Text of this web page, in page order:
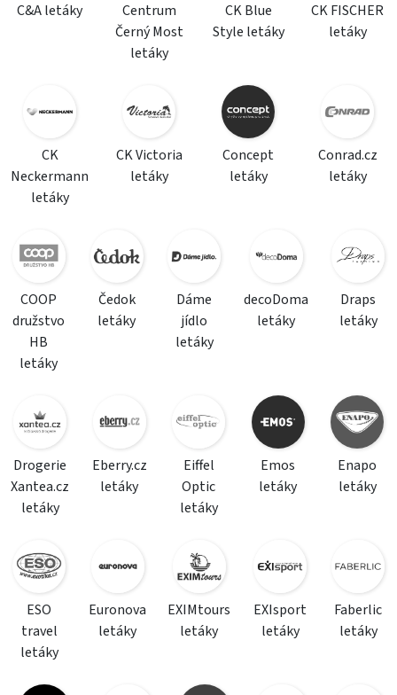
C&A letáky
Centrum
Černý Most
letáky
CK Blue
Style letáky
CK FISCHER
letáky
CK
Neckermann
letáky
CK Victoria
letáky
Concept
letáky
Conrad.cz
letáky
COOP
družstvo
HB
letáky
Čedok
letáky
Dáme
jídlo
letáky
decoDoma
letáky
Draps
letáky
Drogerie
Xantea.cz
letáky
Eberry.cz
letáky
Eiffel
Optic
letáky
Emos
letáky
Enapo
letáky
ESO
travel
letáky
Euronova
letáky
EXIMtours
letáky
EXIsport
letáky
Faberlic
letáky